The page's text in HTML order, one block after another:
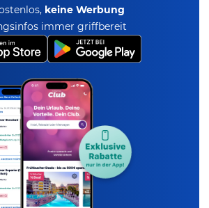
keine Werbung
immer griffbereit